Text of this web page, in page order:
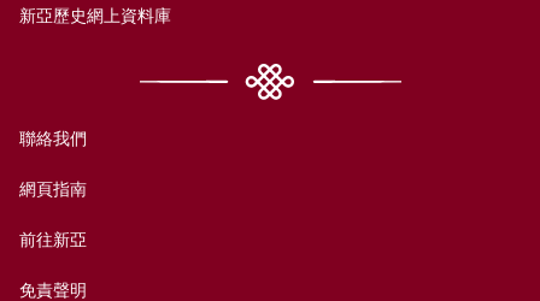
新亞歷史網上資料庫
聯絡我們
網頁指南
前往新亞
免責聲明